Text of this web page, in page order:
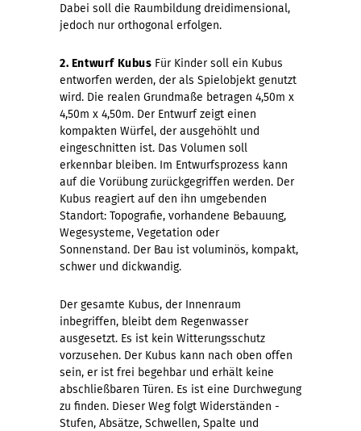
Dabei soll die Raumbildung dreidimensional,
jedoch nur orthogonal erfolgen.
2. Entwurf Kubus Für Kinder soll ein Kubus
entworfen werden, der als Spielobjekt genutzt
wird. Die realen Grundmaße betragen 4,50m x
4,50m x 4,50m. Der Entwurf zeigt einen
kompakten Würfel, der ausgehöhlt und
eingeschnitten ist. Das Volumen soll
erkennbar bleiben. Im Entwurfsprozess kann
auf die Vorübung zurückgegriffen werden. Der
Kubus reagiert auf den ihn umgebenden
Standort: Topografie, vorhandene Bebauung,
Wegesysteme, Vegetation oder
Sonnenstand. Der Bau ist voluminös, kompakt,
schwer und dickwandig.
Der gesamte Kubus, der Innenraum
inbegriffen, bleibt dem Regenwasser
ausgesetzt. Es ist kein Witterungsschutz
vorzusehen. Der Kubus kann nach oben offen
sein, er ist frei begehbar und erhält keine
abschließbaren Türen. Es ist eine Durchwegung
zu finden. Dieser Weg folgt Widerständen -
Stufen, Absätze, Schwellen, Spalte und